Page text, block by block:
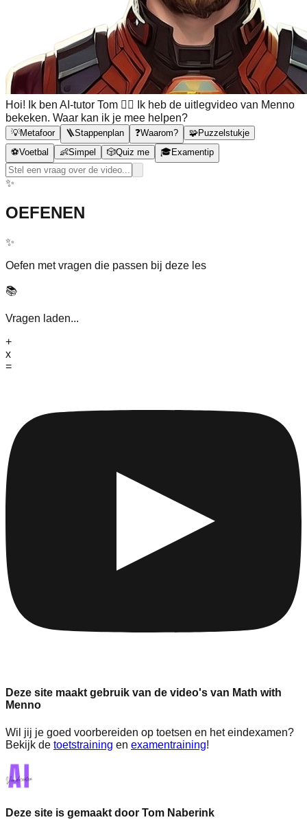
Hoi! Ik ben AI-tutor Tom 🙋‍♂️ Ik heb de uitlegvideo van Menno
bekeken. Waar kan ik je mee helpen?
💡Metafoor 🪜Stappenplan ❓Waarom? 🧩Puzzelstukje
⚽Voetbal 👶Simpel 🎲Quiz me 🎓Examentip
✨
OEFENEN
✨
Oefen met vragen die passen bij deze les
📚
Vragen laden...
+
x
=
Deze site maakt gebruik van de video's van Math with
Menno
Wil jij je goed voorbereiden op toetsen en het eindexamen?
Bekijk de toetstraining en examentraining!
Deze site is gemaakt door Tom Naberink